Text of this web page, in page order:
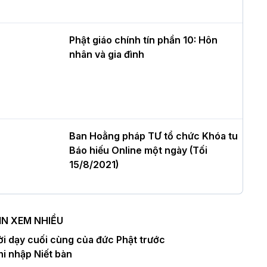
tại chùa Bằng
thượng Thích Quảng Tùng tái đắc
nhiệm kỳ 2026 – 2031
tọa Thích Tâm Chính được suy
tân Trưởng ban Trị sự GHPGVN tỉnh
Phật giáo chính tín phần 10: Hôn
nhân và gia đình
Ban Hoằng pháp TƯ tổ chức Khóa tu
Báo hiếu Online một ngày (Tối
15/8/2021)
Báo hiếu Online một ngày (Chiều
15/8/2021)
XEM NHIỀU
dạy cuối cùng của đức Phật trước
nhập Niết bàn